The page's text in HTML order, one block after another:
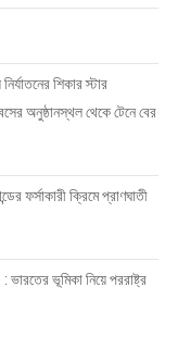
শিকার স্টার
অনুষ্ঠানস্থল থেকে টেনে বের
ফর্সাকারী ক্রিমে প্রাণঘাতী
ভারতের ভূমিকা নিয়ে পররাষ্ট্র